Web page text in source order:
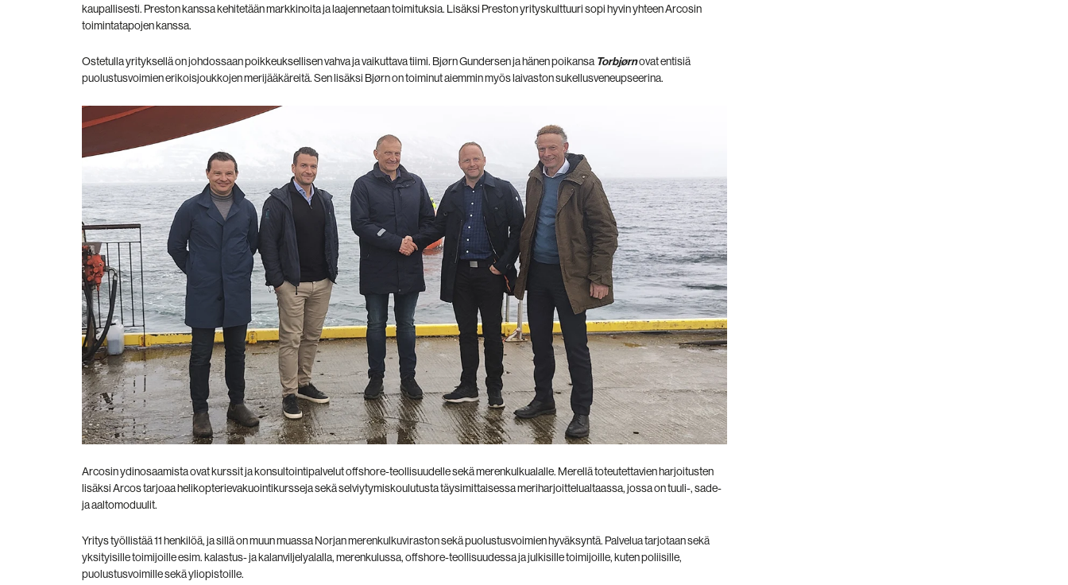
kaupallisesti. Preston kanssa kehitetään markkinoita ja laajennetaan toimituksia. Lisäksi Preston yrityskulttuuri sopi hyvin yhteen Arcosin
toimintatapojen kanssa.
Ostetulla yrityksellä onjohdossaanpoikkeuksellisen vahva ja vaikuttava tiimi. Bjørn Gundersen ja hänen poikansa Torbjørnovat entisiä
puolustusvoimien erikoisjoukkojen merijääkäreitä.Sen lisäksi Bjørn on toiminut aiemmin myös laivaston sukellusveneupseerina.
Arcosin ydinosaamista ovat kurssit ja konsultointipalvelut offshore-teollisuudelle sekä merenkulkualalle. Merellä toteutettavien harjoitusten
lisäksi Arcos tarjoaa helikopterievakuointikursseja sekä selviytymiskoulutusta täysimittaisessa meriharjoittelualtaassa, jossa on tuuli-, sade-
ja aaltomoduulit.
Yritys työllistää 11 henkilöä, ja sillä on muun muassaNorjan merenkulkuvirastonsekä puolustusvoimien hyväksyntä. Palvelua tarjotaan sekä
yksityisille toimijoille esim. kalastus- ja kalanviljelyalalla, merenkulussa, offshore-teollisuudessa ja julkisille toimijoille, kuten poliisille,
puolustusvoimille sekä yliopistoille.